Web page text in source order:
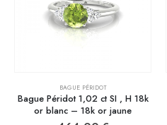
BAGUE PÉRIDOT
Bague Péridot 1,02 ct SI , H 18k
or blanc – 18k or jaune